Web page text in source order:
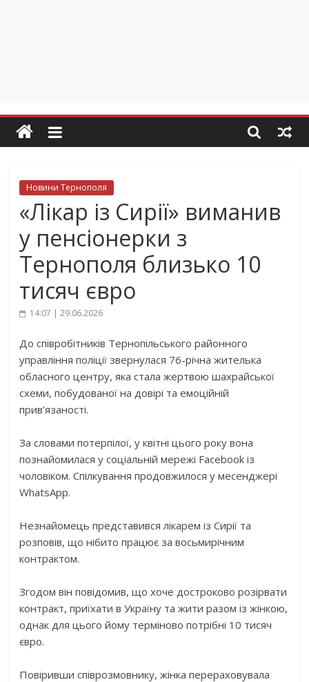
Новини Тернополя
«Лікар із Сирії» виманив
у пенсіонерки з
Тернополя близько 10
тисяч євро
14:07 | 29.06.2026
До співробітників Тернопільського районного
управління поліції звернулася 76-річна жителька
обласного центру, яка стала жертвою шахрайської
схеми, побудованої на довірі та емоційній
прив’язаності.
За словами потерпілої, у квітні цього року вона
познайомилася у соціальній мережі Facebook із
чоловіком. Спілкування продовжилося у месенджері
WhatsApp.
Незнайомець представився лікарем із Сирії та
розповів, що нібито працює за восьмирічним
контрактом.
Згодом він повідомив, що хоче достроково розірвати
контракт, приїхати в Україну та жити разом із жінкою,
однак для цього йому терміново потрібні 10 тисяч
євро.
Повіривши співрозмовнику, жінка перераховувала